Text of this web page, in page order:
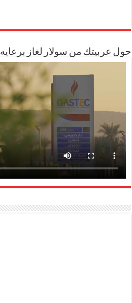
حول عربيتك من سولار لغاز برعايه GASTECH